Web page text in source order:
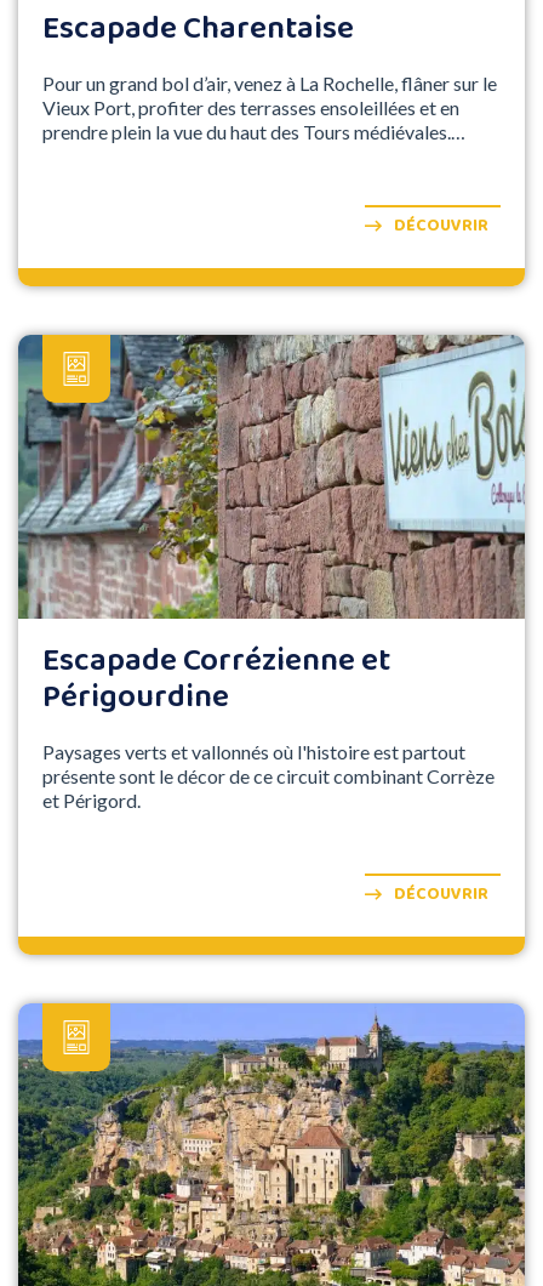
Escapade Charentaise
Pour un grand bol d’air, venez à La Rochelle, flâner sur le
Vieux Port, profiter des terrasses ensoleillées et en
prendre plein la vue du haut des Tours médiévales.
DÉCOUVRIR
Escapade Corrézienne et
Périgourdine
Paysages verts et vallonnés où l'histoire est partout
présente sont le décor de ce circuit combinant Corrèze
et Périgord.
DÉCOUVRIR